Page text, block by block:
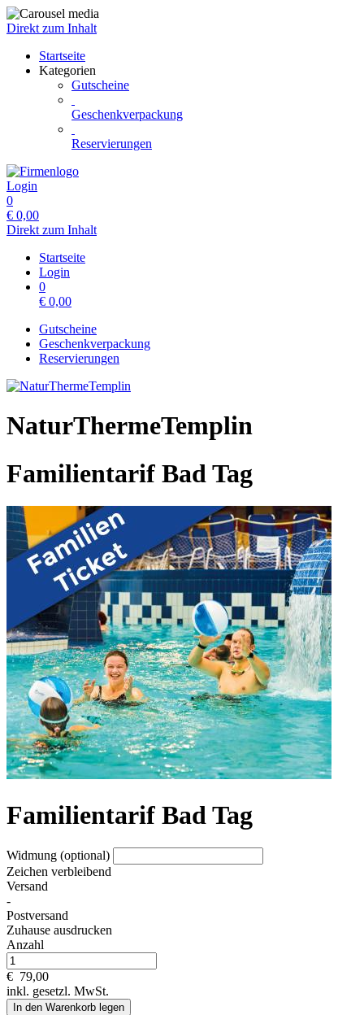
Direkt zum Inhalt
Startseite
Kategorien
Gutscheine
Geschenkverpackung
Reservierungen
Login
0
€ 0,00
Direkt zum Inhalt
Startseite
Login
0
€ 0,00
Gutscheine
Geschenkverpackung
Reservierungen
NaturThermeTemplin
Familientarif Bad Tag
Familientarif Bad Tag
Widmung (optional)
Zeichen verbleibend
Versand
-
Postversand
Zuhause ausdrucken
Anzahl
€ 79,00
inkl. gesetzl. MwSt.
In den Warenkorb legen